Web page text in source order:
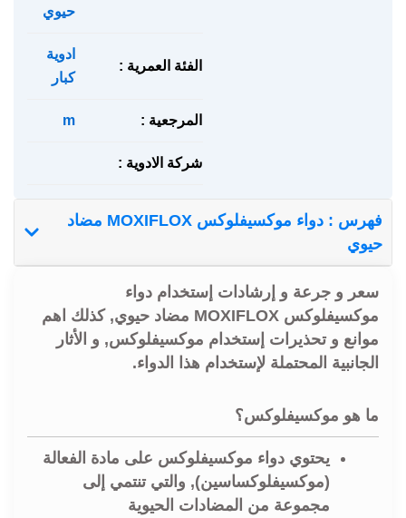
حيوي
الفئة العمرية :
ادوية
كبار
المرجعية : m
شركة الادوية :
فهرس : دواء موكسيفلوكس MOXIFLOX مضاد
حيوي
سعر و جرعة و إرشادات إستخدام دواء
موكسيفلوكس MOXIFLOX مضاد حيوي, كذلك اهم
موانع و تحذيرات إستخدام موكسيفلوكس, و الأثار
الجانبية المحتملة لإستخدام هذا الدواء.
ما هو موكسيفلوكس؟
يحتوي دواء موكسيفلوكس على مادة الفعالة
(موكسيفلوكساسين), والتي تنتمي إلى
مجموعة من المضادات الحيوية